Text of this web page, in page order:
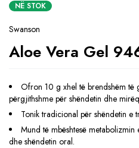
NË STOK
Swanson
Aloe Vera Gel
Ofron 10 g xhel të brendshëm të
përgjithshme për shëndetin dhe
Tonik tradicional për shëndetin e
Mund të mbështesë
dhe shëndetin oral.